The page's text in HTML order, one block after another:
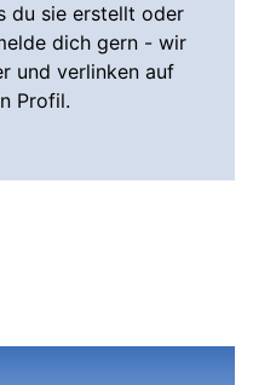
du sie erstellt oder
dich gern - wir
und verlinken auf
Profil.